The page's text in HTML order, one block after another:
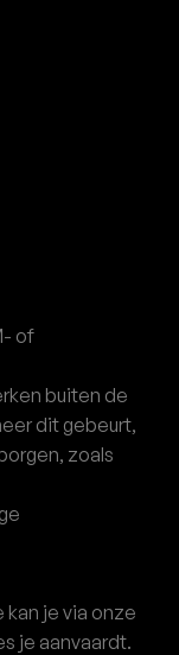
of
buiten de
dit gebeurt,
zoals
je via onze
je aanvaardt.